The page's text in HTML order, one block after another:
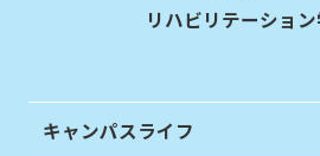
リハビリテーショ
キャンパスライフ